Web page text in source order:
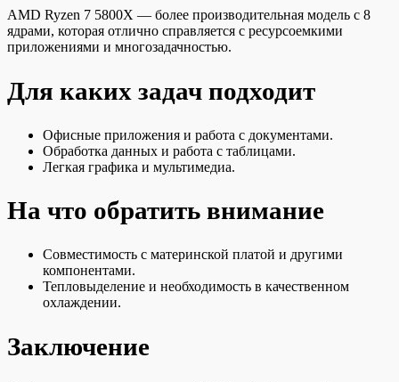
AMD Ryzen 7 5800X — более производительная модель с 8
ядрами, которая отлично справляется с ресурсоемкими
приложениями и многозадачностью.
Для каких задач подходит
Офисные приложения и работа с документами.
Обработка данных и работа с таблицами.
Легкая графика и мультимедиа.
На что обратить внимание
Совместимость с материнской платой и другими
компонентами.
Тепловыделение и необходимость в качественном
охлаждении.
Заключение